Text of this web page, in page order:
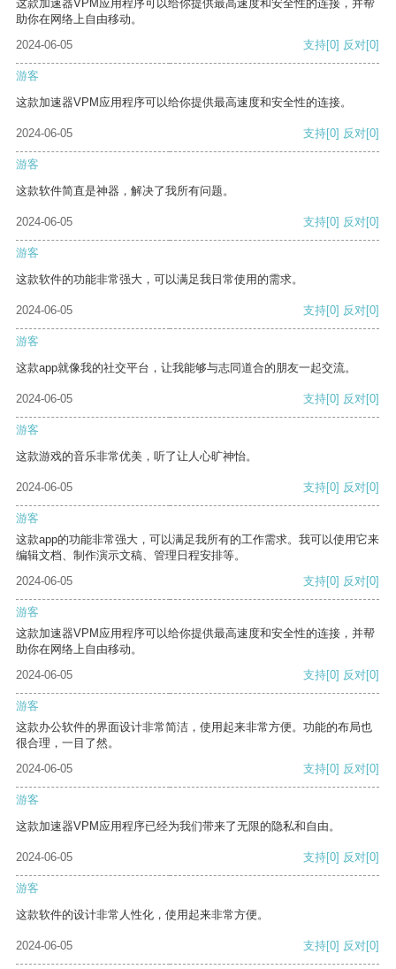
这款加速器VPM应用程序可以给你提供最高速度和安全性的连接，并帮
助你在网络上自由移动。
2024-06-05
支持[0] 反对[0]
游客
这款加速器VPM应用程序可以给你提供最高速度和安全性的连接。
2024-06-05 支持[0] 反对[0]
游客
这款软件简直是神器，解决了我所有问题。
2024-06-05 支持[0] 反对[0]
游客
这款软件的功能非常强大，可以满足我日常使用的需求。
2024-06-05 支持[0] 反对[0]
游客
这款app就像我的社交平台，让我能够与志同道合的朋友一起交流。
2024-06-05 支持[0] 反对[0]
游客
这款游戏的音乐非常优美，听了让人心旷神怡。
2024-06-05 支持[0] 反对[0]
游客
这款app的功能非常强大，可以满足我所有的工作需求。我可以使用它来
编辑文档、制作演示文稿、管理日程安排等。
2024-06-05
支持[0] 反对[0]
游客
这款加速器VPM应用程序可以给你提供最高速度和安全性的连接，并帮
助你在网络上自由移动。
2024-06-05
支持[0] 反对[0]
游客
这款办公软件的界面设计非常简洁，使用起来非常方便。功能的布局也
很合理，一目了然。
2024-06-05
支持[0] 反对[0]
游客
这款加速器VPM应用程序已经为我们带来了无限的隐私和自由。
2024-06-05 支持[0] 反对[0]
游客
这款软件的设计非常人性化，使用起来非常方便。
2024-06-05 支持[0] 反对[0]